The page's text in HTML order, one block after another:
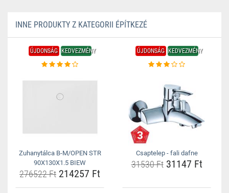
INNE PRODUKTY Z KATEGORII ÉPÍTKEZÉ
ÚJDONSÁG KEDVEZMÉNY
Zuhanytálca B-M/OPEN STR
90X130X1.5 BIEW
276522 Ft 214257 Ft
ÚJDONSÁG KEDVEZMÉNY
Csaptelep - fali dafne
31530 Ft31147 Ft